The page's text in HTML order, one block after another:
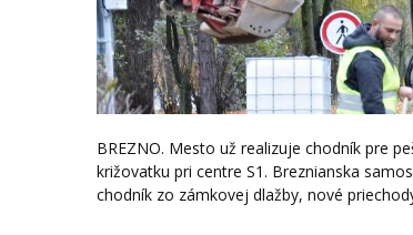
BREZNO. Mesto už realizuje chodník pre
križovatku pri centre S1. Breznianska
chodník zo zámkovej dlažby, nové